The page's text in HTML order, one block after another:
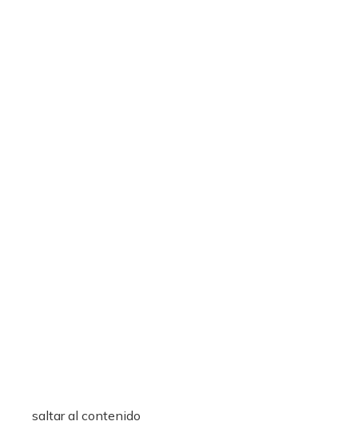
saltar al contenido